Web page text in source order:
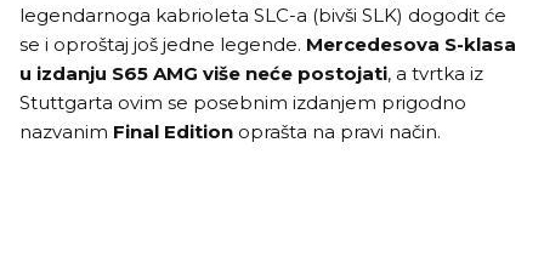
legendarnoga kabrioleta SLC-a (bivši SLK) dogodit će
se i oproštaj još jedne legende. Mercedesova S-klasa
u izdanju S65 AMG više neće postojati, a tvrtka iz
Stuttgarta ovim se posebnim izdanjem prigodno
nazvanim Final Edition oprašta na pravi način.